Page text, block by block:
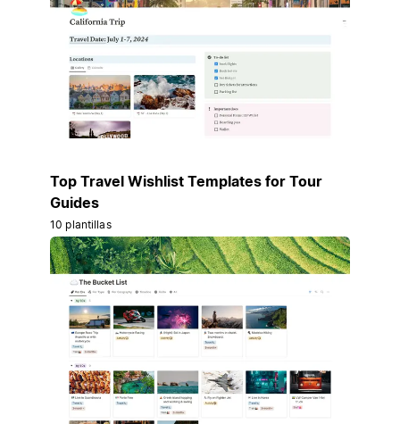
Top Travel Wishlist Templates for Tour
Guides
10 plantillas